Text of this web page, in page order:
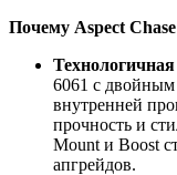
Почему Aspect
6061 с
внутренней
прочность и
Mount и Boost
апгрейдов.